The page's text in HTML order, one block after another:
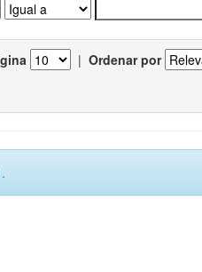
| Ordenar por